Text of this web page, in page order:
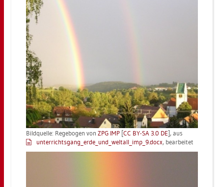
Bild­quel­le: Re­ge­bo­gen von ZPG IMP [CC BY-SA 3.0 DE], aus
un­ter­richts­gan­g_er­de_un­d_welt­al­l_im­p_9.docx, be­ar­bei­tet